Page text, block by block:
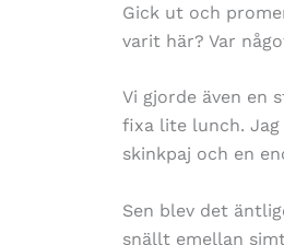
Gick ut och
varit här? Var
Vi gjorde även en
fixa lite lunch.
skinkpaj och en
Sen blev det
snällt emellan